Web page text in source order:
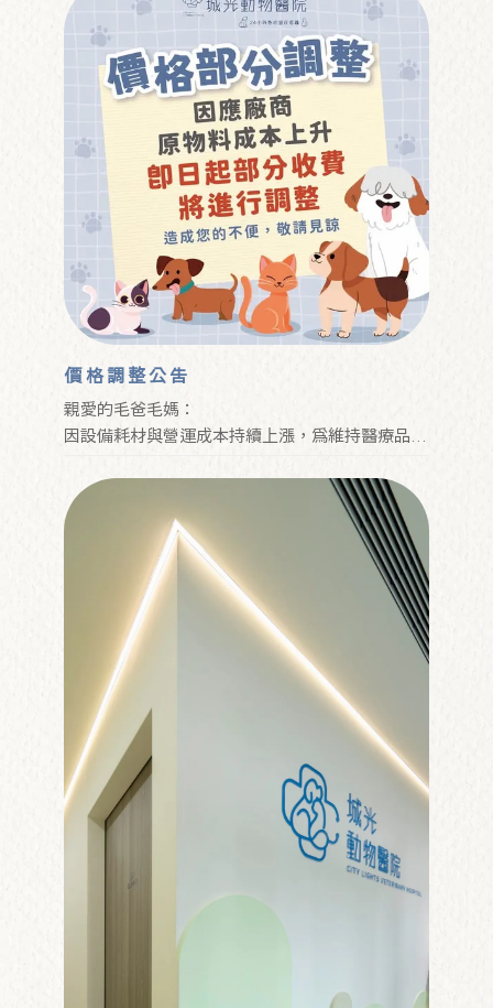
價格調整公告
親愛的毛爸毛媽：
因設備耗材與營運成本持續上漲，為維持醫療品質
見諒🙏